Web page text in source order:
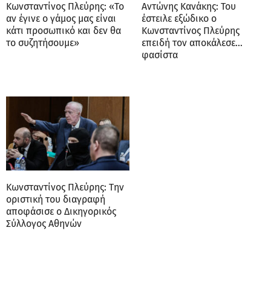
Κωνσταντίνος Πλεύρης: «Το
αν έγινε ο γάμος μας είναι
κάτι προσωπικό και δεν θα
το συζητήσουμε»
Αντώνης Κανάκης: Του
έστειλε εξώδικο ο
Κωνσταντίνος Πλεύρης
επειδή τον αποκάλεσε…
φασίστα
Κωνσταντίνος Πλεύρης: Την
οριστική του διαγραφή
αποφάσισε ο Δικηγορικός
Σύλλογος Αθηνών